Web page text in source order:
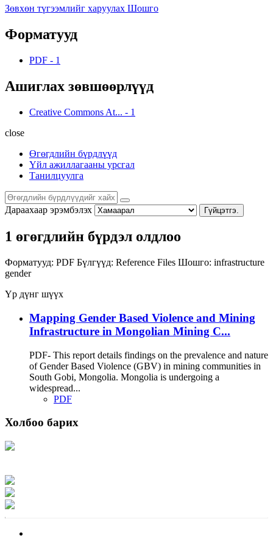
Зөвхөн түгээмлийг харуулах Шошго
Форматууд
PDF - 1
Ашиглах зөвшөөрлүүд
Creative Commons At... - 1
close
Өгөгдлийн бүрдлүүд
Үйл ажиллагааны урсгал
Танилцуулга
Дараахаар эрэмбэлэх Гүйцэтгэ.
1 өгөгдлийн бүрдэл олдлоо
Форматууд: PDF Бүлгүүд: Reference Files Шошго: infrastructure
gender
Үр дүнг шүүх
Mapping Gender Based Violence and Mining
Infrastructure in Mongolian Mining C...
PDF- This report details findings on the prevalence and nature
of Gender Based Violence (GBV) in mining communities in
South Gobi, Mongolia. Mongolia is undergoing a
widespread...
PDF
Холбоо барих